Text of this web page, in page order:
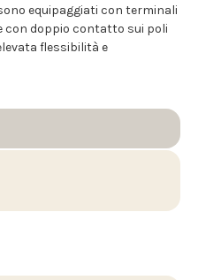
equipaggiati con terminali
doppio contatto sui poli
flessibilità e